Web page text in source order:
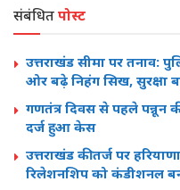
संबंधितपोस्ट
उत्तराखंड सीमा पर तनाव:
ओर बढ़े निहंग सिख, सुरक्षा
गणतंत्र दिवस से पहले पन्नून
दर्ज हुआ केस
उत्तराखंड की तर्ज पर
रिलेशनशिप को कंडीशनल